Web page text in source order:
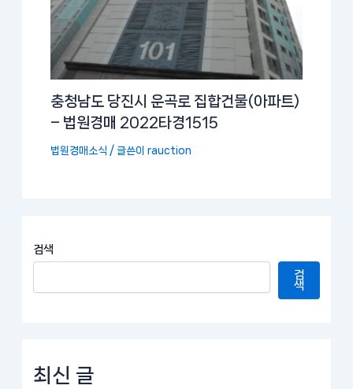
검색
검
색
최신 글
충청남도 당진시 운곡로 집합건물(아파트)
– 법원경매 2022타경1515
법원경매소식 / 글쓴이rauction